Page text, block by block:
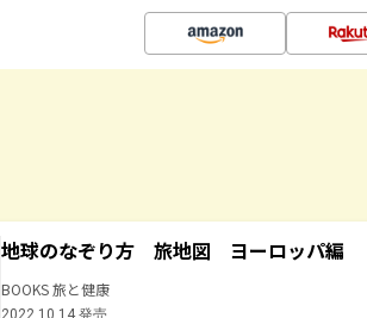
地球のなぞり方 旅地図 ヨーロッパ編
BOOKS 旅と健康
2022.10.14 発売